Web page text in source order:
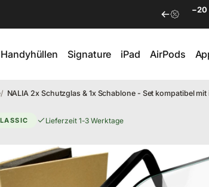
−20
Handyhüllen Signature iPad AirPods
NALIA 2x Schutzglas & 1x Schablone - Set kompatibel
Lieferzeit 1-3 Werktage